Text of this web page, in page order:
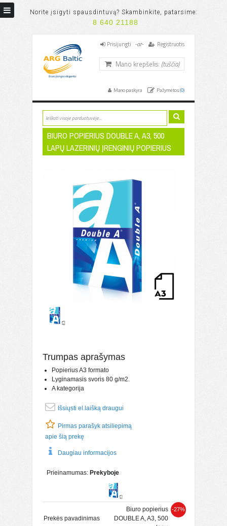
Norite įsigyti spausdintuvą? Skambinkite, patarsime:
8 640 21188
Prisijungti -ar- Registruotis
Mano krepšelis: (tuščia)
Mano paskyra Pažymėtos (0)
BIURO POPIERIUS DOUBLE A, A3, 500
LAPŲ LAZERINIŲ ĮRENGINIŲ POPIERIUS
Trumpas aprašymas
Popierius A3 formato
Lyginamasis svoris 80 g/m2.
A kategorija
Išsiųsti el.laišką draugui
Pirmas parašyk atsiliepimą
apie šią prekę
Daugiau informacijos
Prieinamumas: Prekyboje
Prekės pavadinimas
Biuro popierius
DOUBLE A, A3, 500
-27%